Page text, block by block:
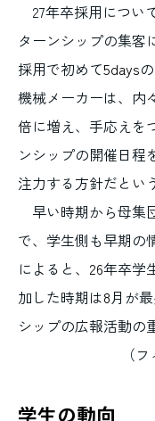
27年卒採用につい
ターンシップの集客
採用で初めて5days
機械メーカーは、内
倍に増え、手応えを
ンシップの開催日程
注力する方針だとい
早い時期から母集
で、学生側も早期の
によると、 26年卒学
加した時期は8月が
シップの広報活動の
（
学生の動向